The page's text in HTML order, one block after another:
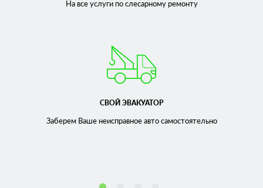
На все услуги по слесарномуремонту
СВОЙ ЭВАКУАТОР
Заберем Ваше неисправноеавто самостоятельно